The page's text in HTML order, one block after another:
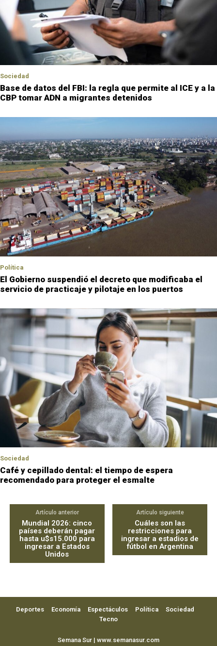
Sociedad
Base de datos del FBI: la regla que permite al ICE y a la
CBP tomar ADN a migrantes detenidos
Política
El Gobierno suspendió el decreto que modificaba el
servicio de practicaje y pilotaje en los puertos
Sociedad
Café y cepillado dental: el tiempo de espera
recomendado para proteger el esmalte
Artículo anterior
Mundial 2026: cinco
países deberán pagar
hasta u$s15.000 para
ingresar a Estados
Unidos
Artículo siguiente
Cuáles son las
restricciones para
ingresar a estadios de
fútbol en Argentina
Deportes Economía Espectáculos Política
Sociedad
Tecno
Semana Sur | www.semanasur.com